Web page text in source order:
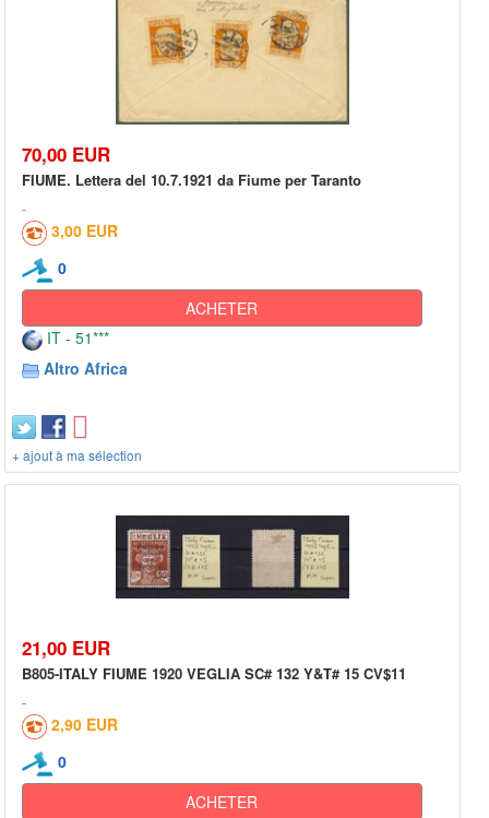
70,00 EUR
FIUME. Lettera del 10.7.1921 da Fiume per Taranto
3,00 EUR
0
ACHETER
IT - 51***
Altro Africa
+ ajout à ma sélection
21,00 EUR
B805-ITALY FIUME 1920 VEGLIA SC# 132 Y&T# 15 CV$11
2,90 EUR
0
ACHETER